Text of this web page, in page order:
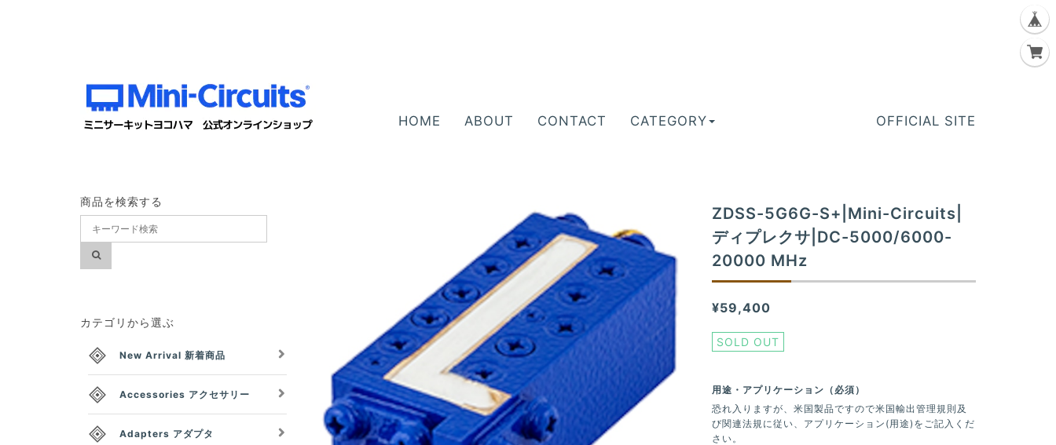
HOME ABOUT CONTACT CATEGORY OFFICIAL SITE
ZDSS-5G6G-S+|Mini-Circuits|
ディプレクサ|DC-5000/6000-
20000 MHz
¥59,400
SOLD OUT
用途・アプリケーション（必須）
恐れ入りますが、米国製品ですので米国輸出管理規則及
び関連法規に従い、アプリケーション(用途)をご記入くだ
さい。
商品を検索する
カテゴリから選ぶ
New Arrival 新着商品
Accessories アクセサリー
Adapters アダプタ